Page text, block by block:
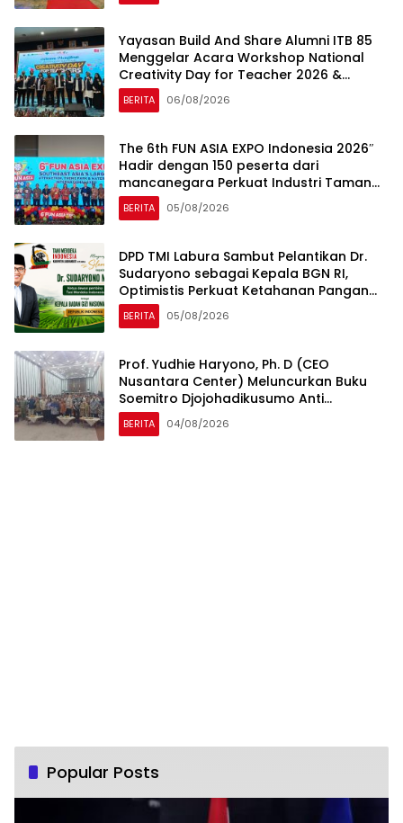
Yayasan Build And Share Alumni ITB 85
Menggelar Acara Workshop National
Creativity Day for Teacher 2026 &
Dibuka Resmi Pramono Anung (Gubernur
DKI Jakarta)
BERITA 06/08/2026
The 6th FUN ASIA EXPO Indonesia 2026″
Hadir dengan 150 peserta dari
mancanegara Perkuat Industri Taman
Rekreasi dan Ekosistem Pariwisata di
Tanah Air
BERITA 05/08/2026
DPD TMI Labura Sambut Pelantikan Dr.
Sudaryono sebagai Kepala BGN RI,
Optimistis Perkuat Ketahanan Pangan
dan Gizi Nasional
BERITA 05/08/2026
Prof. Yudhie Haryono, Ph. D (CEO
Nusantara Center) Meluncurkan Buku
Soemitro Djojohadikusumo Anti
Penjajahan yang dirangkaikan dengan
Simposium Nasional bertema “Urgensi
BERITA 04/08/2026
Popular Posts